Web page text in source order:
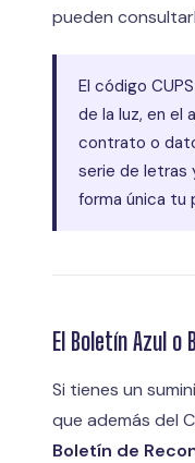
pueden
El código
de la luz, en el
contrato o
serie de letras
forma única tu
El Boletín Azul o
Si tienes un
que además del
Boletín de